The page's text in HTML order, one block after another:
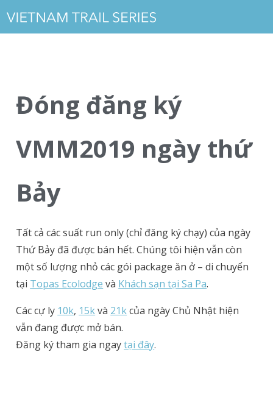
Đóng đăng ký
VMM2019 ngày thứ
Bảy
Tất cả các suất run only (chỉ đăng ký chạy) của ngày
Thứ Bảy đã được bán hết. Chúng tôi hiện vẫn còn
một số lượng nhỏ các gói package ăn ở – di chuyển
tại Topas Ecolodge và Khách sạn tại Sa Pa.
Các cự ly 10k, 15kvà 21kcủa ngày Chủ Nhật hiện
vẫn đang được mở bán.
Đăng ký tham gia ngaytại đây.